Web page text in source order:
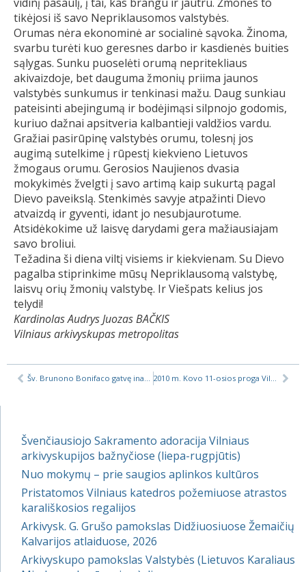
tikėjosi iš savo Nepriklausomos valstybės.
Orumas nėra ekonominė ar socialinė sąvoka. Žinoma,
svarbu turėti kuo geresnes darbo ir kasdienės buities
sąlygas. Sunku puoselėti orumą nepritekliaus
akivaizdoje, bet dauguma žmonių priima jaunos
valstybės sunkumus ir tenkinasi mažu. Daug sunkiau
pateisinti abejingumą ir bodėjimąsi silpnojo godomis,
kuriuo dažnai apsitveria kalbantieji valdžios vardu.
Gražiai pasirūpinę valstybės orumu, tolesnį jos
augimą sutelkime į rūpestį kiekvieno Lietuvos
žmogaus orumu. Gerosios Naujienos dvasia
mokykimės žvelgti į savo artimą kaip sukurtą pagal
Dievo paveikslą. Stenkimės savyje atpažinti Dievo
atvaizdą ir gyventi, idant jo nesubjaurotume.
Atsidėkokime už laisvę darydami gera mažiausiajam
savo broliui.
Težadina ši diena viltį visiems ir kiekvienam. Su Dievo
pagalba stiprinkime mūsų Nepriklausomą valstybę,
laisvų orių žmonių valstybę. Ir Viešpats kelius jos
telydi!
Kardinolas Audrys Juozas BAČKIS
Vilniaus arkivyskupas metropolitas
Šv. Brunono Bonifaco gatvę inauguruojant Vilniaus Bernardinų bažnyčioje 2010 m. Kovo 11-osios proga Vilniaus Arkikatedroje
Švenčiausiojo Sakramento adoracija Vilniaus
arkivyskupijos bažnyčiose (liepa-rugpjūtis)
Nuo mokymų – prie saugios aplinkos kultūros
Pristatomos Vilniaus katedros požemiuose atrastos
karališkosios regalijos
Arkivysk. G. Grušo pamokslas Didžiuosiuose Žemaičių
Kalvarijos atlaiduose, 2026
Arkivyskupo pamokslas Valstybės (Lietuvos Karaliaus